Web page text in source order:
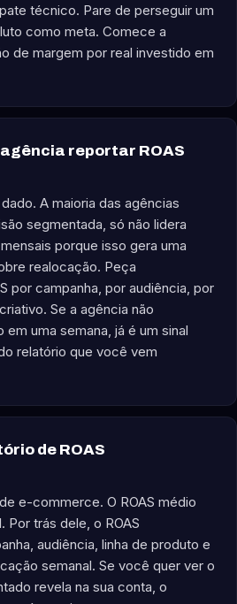
técnico. Pare de perseguir um
como meta. Comece a
de margem por real investido em
reportar ROAS
A maioria das agências
segmentada, só não lidera
porque isso gera uma
realocação. Peça
por campanha, por audiência, por
Se a agência não
uma semana, já é um sinal
relatório que você vem
de ROAS
e-commerce. O ROAS médio
Por trás dele, o ROAS
audiência, linha de produto e
semanal. Se você quer ver o
revela na sua conta, o